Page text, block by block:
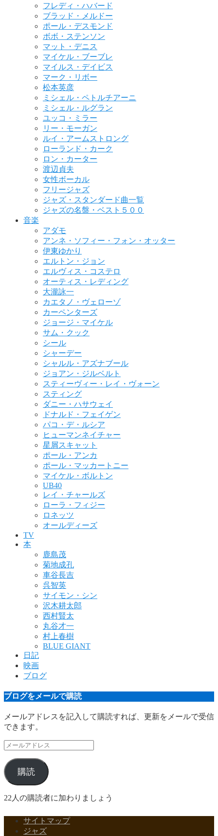
フレディ・ハバード
ブラッド・メルドー
ポール・デスモンド
ボボ・ステンソン
マット・デニス
マイケル・ブーブレ
マイルス・デイビス
マーク・リボー
松本英彦
ミシェル・ペトルチアーニ
ミシェル・ルグラン
ユッコ・ミラー
リー・モーガン
ルイ・アームストロング
ローランド・カーク
ロン・カーター
渡辺貞夫
女性ボーカル
フリージャズ
ジャズ・スタンダード曲一覧
ジャズの名盤・ベスト５００
音楽
アダモ
アンネ・ソフィー・フォン・オッター
伊東ゆかり
エルトン・ジョン
エルヴィス・コステロ
オーティス・レディング
大瀧詠一
カエタノ・ヴェローゾ
カーペンターズ
ジョージ・マイケル
サム・クック
シール
シャーデー
シャルル・アズナブール
ジョアン・ジルベルト
スティーヴィー・レイ・ヴォーン
スティング
ダニー・ハサウェイ
ドナルド・フェイゲン
パコ・デ・ルシア
ヒューマンネイチャー
星屑スキャット
ポール・アンカ
ポール・マッカートニー
マイケル・ボルトン
UB40
レイ・チャールズ
ローラ・フィジー
ロネッツ
オールディーズ
TV
本
鹿島茂
菊地成孔
車谷長吉
呉智英
サイモン・シン
沢木耕太郎
西村賢太
丸谷才一
村上春樹
BLUE GIANT
日記
映画
ブログ
ブログをメールで購読
メールアドレスを記入して購読すれば、更新をメールで受信
できます。
メ
ル
ア
ド
レ
購読
22人の購読者に加わりましょう
サイトマップ
ジャズ